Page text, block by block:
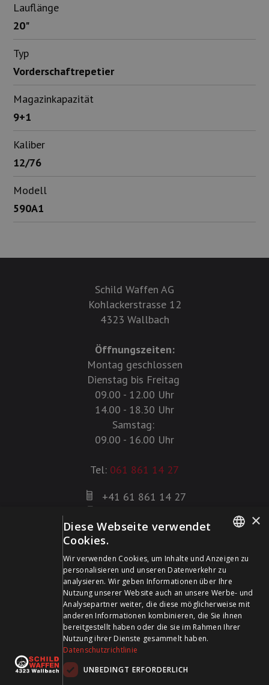
Lauflänge
20"
Typ
Vorderschaftrepetier
Magazinkapazität
9+1
Kaliber
12/76
Modell
590A1
Schild Waffen AG
Kohlackerstrasse 12
4323 Wallbach
Öffnungszeiten:
Montag geschlossen
Dienstag bis Freitag
09.00 - 12.00 Uhr
14.00 - 18.30 Uhr
Samstag:
09.00 - 16.00 Uhr
Tel: 061 861 14 27
+41 61 861 14 27
info@schildwaffen.ch
Zahlungsmittel
Besuchen Sie uns in den Sozialen Medien und bleiben Sie
auf dem Laufenden!
FRENCH
×
Diese Webseite verwendet
Cookies.
Wir verwenden Cookies, um Inhalte und Anzeigen zu
personalisieren und unseren Datenverkehr zu
analysieren. Wir geben Informationen über Ihre
Nutzung unserer Website auch an unsere Werbe- und
Analysepartner weiter, die diese möglicherweise mit
anderen Informationen kombinieren, die Sie ihnen
bereitgestellt haben oder die sie im Rahmen Ihrer
Nutzung ihrer Dienste gesammelt haben.
Datenschutzrichtlinie
UNBEDINGT ERFORDERLICH